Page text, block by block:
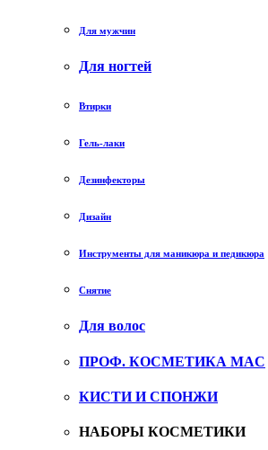
Для мужчин
Для ногтей
Втирки
Гель-лаки
Дезинфекторы
Дизайн
Инструменты для маникюра и педикюра
Снятие
Для волос
ПРОФ. КОСМЕТИКА MAC
КИСТИ И СПОНЖИ
НАБОРЫ КОСМЕТИКИ